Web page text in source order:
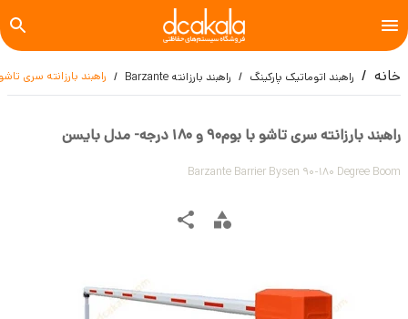
خانه راهبند اتوماتیک پارکینگ راهبند بارزانته Barzante راهبند بارزانته سری تاشو با بوم90 و 180
راهبند بارزانته سری تاشو با بوم90 و 180 درجه- مدل بایسن
Barzante Barrier Bysen 90-180 Degree Boom